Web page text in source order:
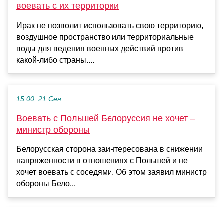
воевать с их территории
Ирак не позволит использовать свою территорию,
воздушное пространство или территориальные
воды для ведения военных действий против
какой-либо страны....
15:00, 21 Сен
Воевать с Польшей Белоруссия не хочет –
министр обороны
Белорусская сторона заинтересована в снижении
напряженности в отношениях с Польшей и не
хочет воевать с соседями. Об этом заявил министр
обороны Бело...